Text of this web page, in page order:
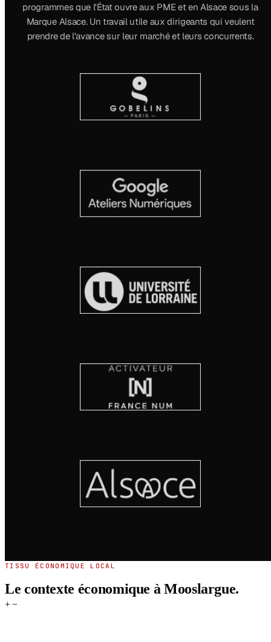
programmes que l'État ouvre aux PME et en Alsace sous la
Marque Alsace. Un travail utile aux dirigeants qui veulent
prendre de l'avance sur leur marché et leurs concurrents.
TISSU ÉCONOMIQUE LOCAL
Le contexte économique à Mooslargue.
+ −